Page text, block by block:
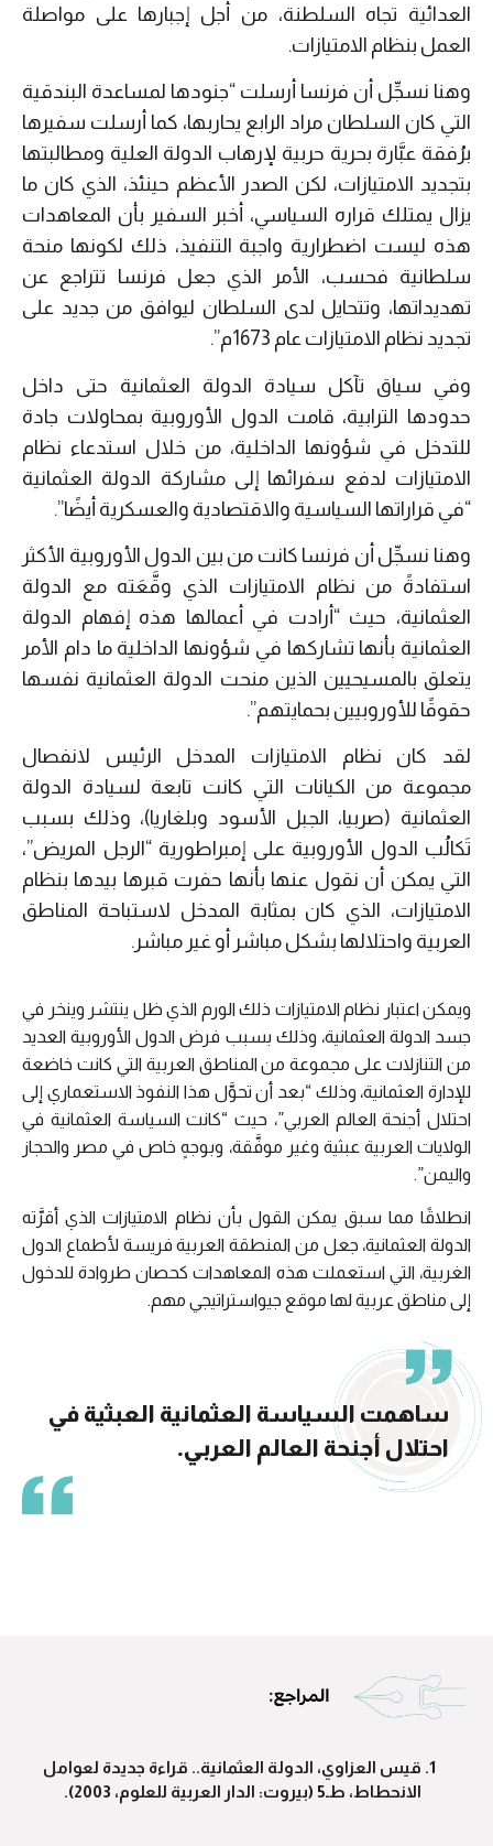
العدائية تجاه السلطنة، من أجل إجبارها على مواصلة
العمل بنظام الامتيازات.
وهنا نسجِّل أن فرنسا أرسلت “جنودها لمساعدة البندقية
التي كان السلطان مراد الرابع يحاربها، كما أرسلت سفيرها
برُفقة عبَّارة بحرية حربية لإرهاب الدولة العلية ومطالبتها
بتجديد الامتيازات، لكن الصدر الأعظم حينئذ، الذي كان ما
يزال يمتلك قراره السياسي، أخبر السفير بأن المعاهدات
هذه ليست اضطرارية واجبة التنفيذ، ذلك لكونها منحة
سلطانية فحسب، الأمر الذي جعل فرنسا تتراجع عن
تهديداتها، وتتحايل لدى السلطان ليوافق من جديد على
تجديد نظام الامتيازات عام 1673م”.
وفي سياق تآكل سيادة الدولة العثمانية حتى داخل
حدودها الترابية، قامت الدول الأوروبية بمحاولات جادة
للتدخل في شؤونها الداخلية، من خلال استدعاء نظام
الامتيازات لدفع سفرائها إلى مشاركة الدولة العثمانية
“في قراراتها السياسية والاقتصادية والعسكرية أيضًا”.
وهنا نسجِّل أن فرنسا كانت من بين الدول الأوروبية الأكثر
استفادةً من نظام الامتيازات الذي وقَّعَته مع الدولة
العثمانية، حيث “أرادت في أعمالها هذه إفهام الدولة
العثمانية بأنها تشاركها في شؤونها الداخلية ما دام الأمر
يتعلق بالمسيحيين الذين منحت الدولة العثمانية نفسها
حقوقًا للأوروبيين بحمايتهم”.
لقد كان نظام الامتيازات المدخل الرئيس لانفصال
مجموعة من الكيانات التي كانت تابعة لسيادة الدولة
العثمانية (صربيا، الجبل الأسود وبلغاريا)، وذلك بسبب
تَكالُب الدول الأوروبية على إمبراطورية “الرجل المريض”،
التي يمكن أن نقول عنها بأنها حفرت قبرها بيدها بنظام
الامتيازات، الذي كان بمثابة المدخل لاستباحة المناطق
العربية واحتلالها بشكل مباشر أو غير مباشر.
ويمكن اعتبار نظام الامتيازات ذلك الورم الذي ظل ينتشر وينخر في
جسد الدولة العثمانية، وذلك بسبب فرض الدول الأوروبية العديد
من التنازلات على مجموعة من المناطق العربية التي كانت خاضعة
للإدارة العثمانية، وذلك “بعد أن تحوَّل هذا النفوذ الاستعماري إلى
احتلال أجنحة العالم العربي”، حيث “كانت السياسة العثمانية في
الولايات العربية عبثية وغير موفَّقة، وبوجهٍ خاص في مصر والحجاز
واليمن”.
انطلاقًا مما سبق يمكن القول بأن نظام الامتيازات الذي أقرَّته
الدولة العثمانية، جعل من المنطقة العربية فريسة لأطماع الدول
الغربية، التي استعملت هذه المعاهدات كحصان طروادة للدخول
إلى مناطق عربية لها موقع جيواستراتيجي مهم.
ساهمت السياسة العثمانية العبثية في
احتلال أجنحة العالم العربي.
قيس العزاوي، الدولة العثمانية.. قراءة جديدة لعوامل
الانحطاط، طـ5 (بيروت: الدار العربية للعلوم، 2003).